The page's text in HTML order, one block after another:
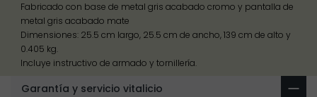
Fabricado con base de metal gris acabado cromo y pantalla de
metal gris acabado mate
Dimensiones: 25.5 cm largo, 25.5 cm de ancho, 139 cm de alto y
0.405 kg.
Incluye instructivo de armado y tornillería.
Garantía y servicio vitalicio